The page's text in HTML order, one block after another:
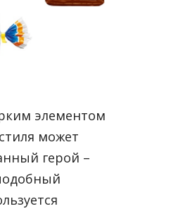
элементом
может
герой –